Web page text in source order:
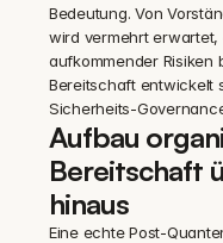
Bedeutung. Von
wird vermehrt erwartet,
aufkommender Risiken
Bereitschaft entwickelt
Sicherheits-
Aufbau
Bereitschaft
hinaus
Eine echte Post-